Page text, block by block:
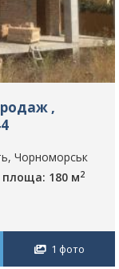
,
Чорноморськ
площа: 180 м2
1 фото